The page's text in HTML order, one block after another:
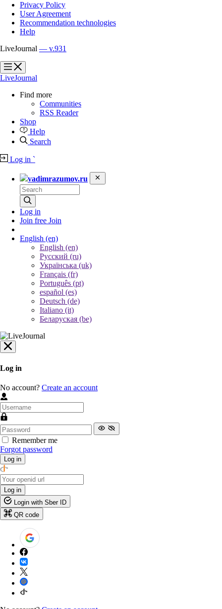
Privacy Policy
User Agreement
Recommendation technologies
Help
LiveJournal — v.931
?
?
LiveJournal
Find more
Communities
RSS Reader
Shop
Help
Search
Log in `
vadimrazumov.ru
Log in
Join free Join
English (en)
English (en)
Русский (ru)
Українська (uk)
Français (fr)
Português (pt)
español (es)
Deutsch (de)
Italiano (it)
Беларуская (be)
Log in
No account? Create an account
Remember me
Forgot password
Log in
Log in
Login with Sber ID
QR code